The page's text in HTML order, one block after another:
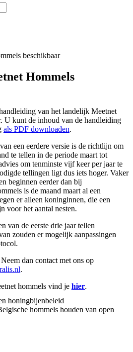
Hommels
van het landelijk Meetnet
U kunt de inhoud van de handleiding
als PDF downloaden.
een eerdere versie is de richtlijn om
te tellen in de periode maart tot
om tenminste vijf keer per jaar te
tellingen ligt dus iets hoger. Vaker
beginnen eerder dan bij
is de maand maart al een
er alleen koninginnen, die een
voor het aantal nesten.
van de eerste drie jaar tellen
zouden er mogelijk aanpassingen
dan contact met ons op
nl.
hommels vind je hier.
honingbijenbeleid
hommels houden van open